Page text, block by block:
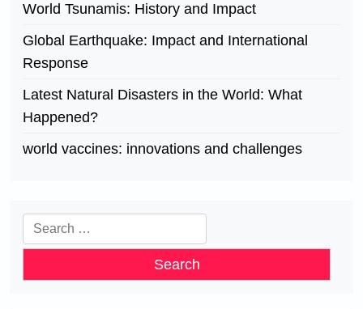
World Tsunamis: History and Impact
Global Earthquake: Impact and International
Response
Latest Natural Disasters in the World: What
Happened?
world vaccines: innovations and challenges
Search
for: